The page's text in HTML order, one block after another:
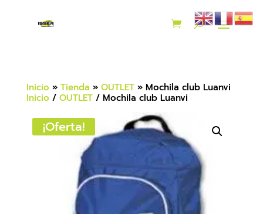
Inicio » Tienda » OUTLET» Mochila club Luanvi
Inicio / OUTLET/ Mochila club Luanvi
¡Oferta!